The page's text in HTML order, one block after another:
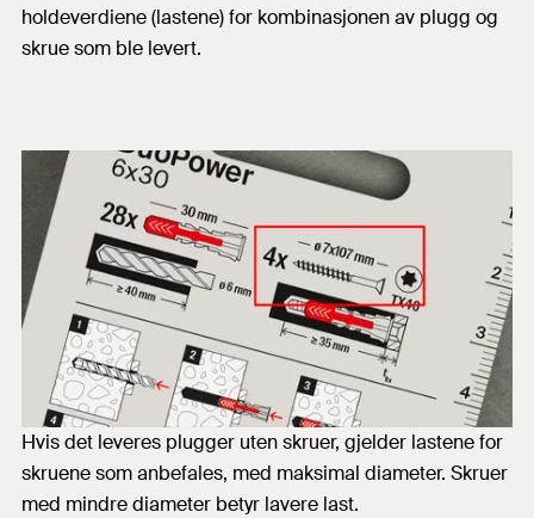
holdeverdiene (lastene) for kombinasjonen av plugg og
skrue som ble levert.
Hvis det leveres plugger uten skruer, gjelder lastene for
skruene som anbefales, med maksimal diameter. Skruer
med mindre diameter betyr lavere last.